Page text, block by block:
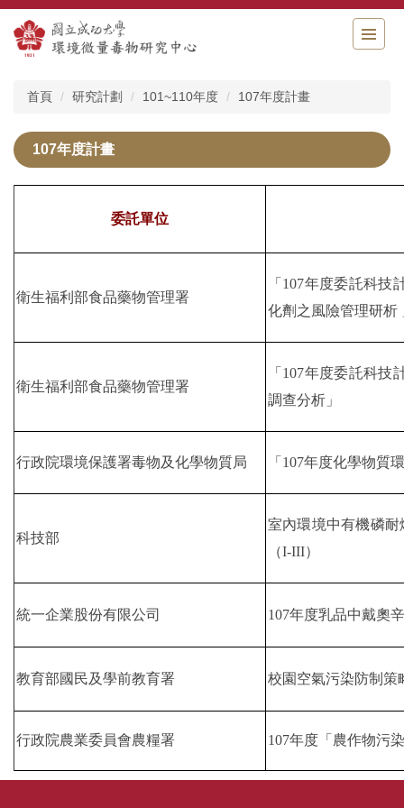
跳
到
主
首頁 研究計劃 101~110年度 107年度計畫
107年度計畫
委託單位
衛生福利部食品藥物管理署
「107年度委託科
化劑之風險管理研析
衛生福利部食品藥物管理署
「107年度委託科
調查分析」
行政院環境保護署毒物及化學物質局 「107年度化學物質
科技部
室內環境中有機磷
（I-III）
統一企業股份有限公司 107年度乳品中戴奧
教育部國民及學前教育署 校園空氣污染防制策
行政院農業委員會農糧署 107年度「農作物污